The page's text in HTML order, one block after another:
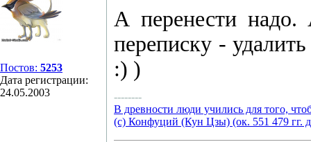
Постов: 5253
Дата регистрации:
24.05.2003
А перенести надо.
переписку -
:) )
--------
В древности люди учились для того,
(с) Конфуций (Кун Цзы) (ок. 551 479 гг.